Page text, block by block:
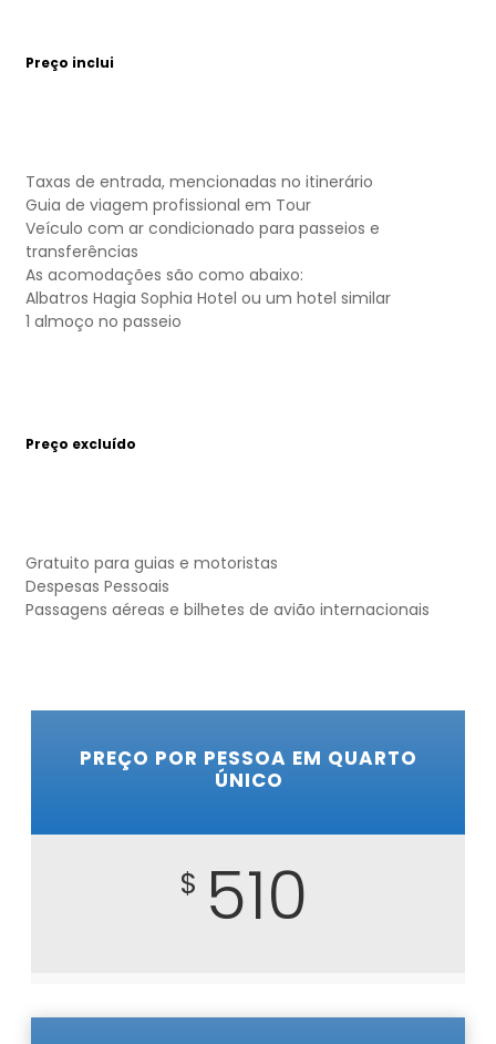
Preço inclui
Taxas de entrada, mencionadas no itinerário
Guia de viagem profissional em Tour
Veículo com ar condicionado para passeios e
transferências
As acomodações são como abaixo:
Albatros Hagia Sophia Hotel ou um hotel similar
1 almoço no passeio
Preço excluído
Gratuito para guias e motoristas
Despesas Pessoais
Passagens aéreas e bilhetes de avião internacionais
PREÇO POR PESSOA EM QUARTO
ÚNICO
$ 510